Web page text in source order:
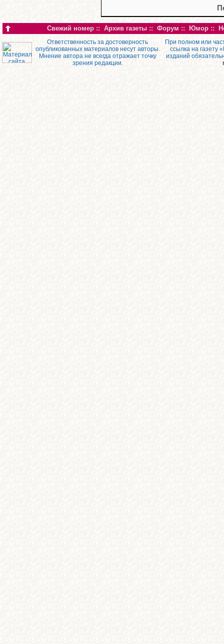
Свежий номер :: Архив газеты :: Форум :: Юмор ::
Ответственность за достоверность
опубликованных материалов несут авторы.
Мнение автора не всегда отражает точку
зрения редакции.
При полном или
ссылка на газету
изданий